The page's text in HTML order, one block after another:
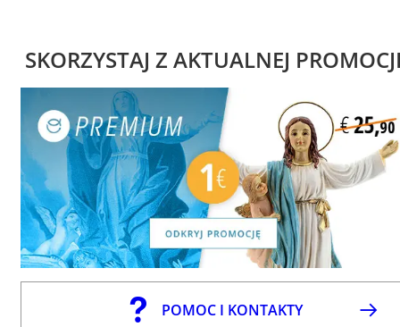
SKORZYSTAJ Z AKTUALNEJ
POMOC I KONTAKTY